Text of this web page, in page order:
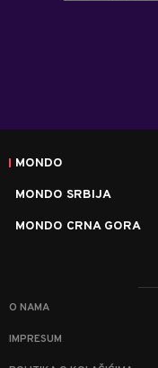
MONDO
MONDO SRBIJA
MONDO CRNA GORA
O NAMA
IMPRESUM